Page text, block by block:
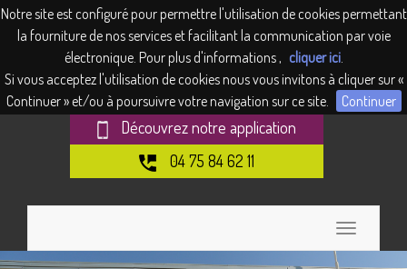
Notre site est configuré pour permettre l'utilisation de cookies permettant
la fourniture de nos services et facilitant la communication par voie
électronique. Pour plus d'informations , cliquer ici.
Si vous acceptez l'utilisation de cookies nous vous invitons à cliquer sur «
Continuer » et/ou à poursuivre votre navigation sur ce site.
Continuer
Découvrez notre application
04 75 84 62 11
Toggle
navigation
Panneau de gestion des cookies